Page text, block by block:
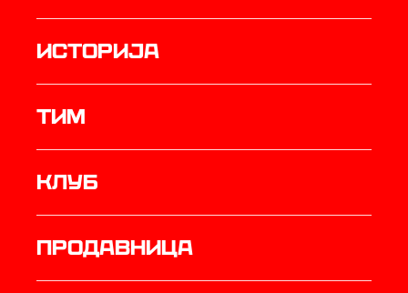
историја
ТИМ
Клуб
продавница